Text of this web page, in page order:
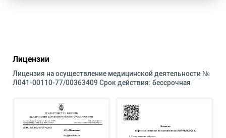
Лицензии
Лицензия на осуществление медицинской деятельности №
Л041-00110-77/00363409 Срок действия: бессрочная